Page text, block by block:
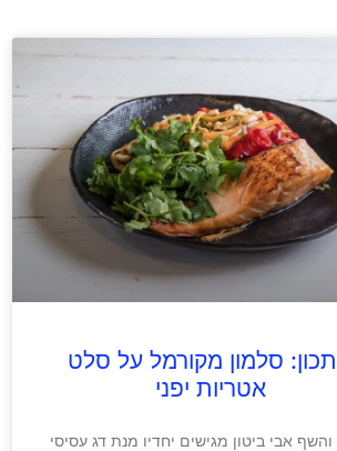
סלמון מקורמל על סלט
אטריות יפני
אבי ביטון מגישים יחדיו מנת דג עסיסי